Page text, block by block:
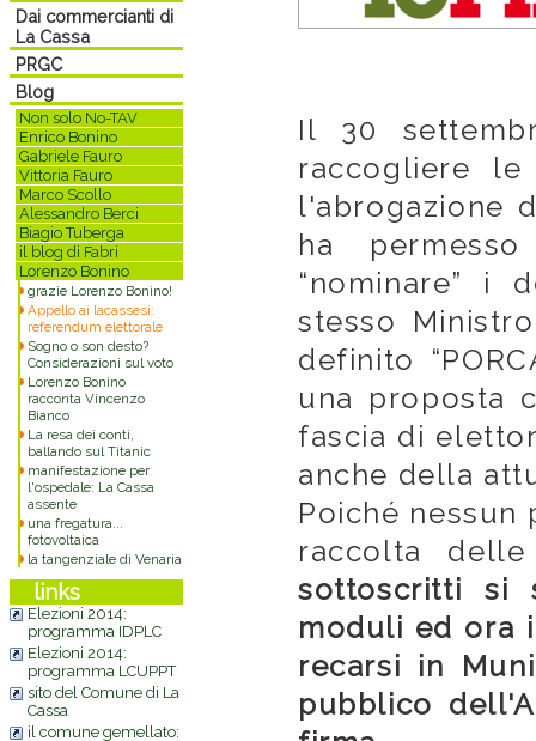
Dai commercianti di
La Cassa
PRGC
Blog
Non solo No-TAV
Enrico Bonino
Gabriele Fauro
Vittoria Fauro
Marco Scollo
Alessandro Berci
Biagio Tuberga
il blog di Fabri
Lorenzo Bonino
grazie Lorenzo Bonino!
Appello ai lacassesi:
referendum elettorale
Sogno o son desto?
Considerazioni sul voto
Lorenzo Bonino
racconta Vincenzo
Bianco
La resa dei conti,
ballando sul Titanic
manifestazione per
l'ospedale: La Cassa
assente
una fregatura...
fotovoltaica
la tangenziale di Venaria
links
Elezioni 2014:
programma IDPLC
Elezioni 2014:
programma LCUPPT
sito del Comune di La
Cassa
il comune gemellato:
Il 30
raccogliere le
l'abrogazione
ha
“nominare” i
stesso
definito
una proposta
fascia di
anche della
Poiché
raccolta
sottoscritti si
moduli ed ora
recarsi in
pubblico